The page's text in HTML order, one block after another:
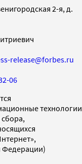
2-я, д.
release@forbes.ru
06
технологии
Федерации)